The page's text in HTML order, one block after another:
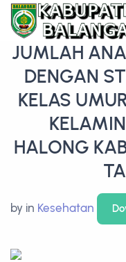
JUMLAH
DENGAN
KELAS
HALONG
by in Kesehatan